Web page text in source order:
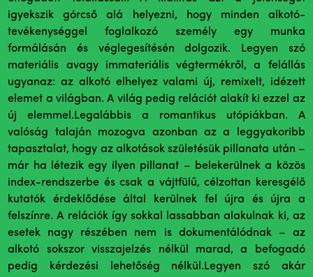
igyekszik górcső alá helyezni, hogy minden alkotó-
tevékenységgel foglalkozó személy egy munka
formálásán és véglegesítésén dolgozik. Legyen szó
materiális avagy immateriális végtermékről, a felállás
ugyanaz: az alkotó elhelyez valami új, remixelt, idézett
elemet a világban. A világ pedig relációt alakít ki ezzel az
új elemmel.Legalábbis a romantikus utópiákban. A
valóság talaján mozogva azonban az a leggyakoribb
tapasztalat, hogy az alkotások születésük pillanata után –
már ha létezik egy ilyen pillanat – belekerülnek a közös
index-rendszerbe és csak a vájtfülű, célzottan keresgélő
kutatók érdeklődése által kerülnek fel újra és újra a
felszínre. A relációk így sokkal lassabban alakulnak ki, az
esetek nagy részében nem is dokumentálódnak – az
alkotó sokszor visszajelzés nélkül marad, a befogadó
pedig kérdezési lehetőség nélkül.Legyen szó akár